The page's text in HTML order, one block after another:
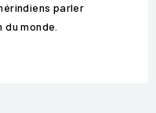
parler
monde.